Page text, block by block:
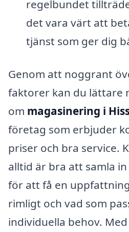
regelbundet
det vara värt att
tjänst som ger dig
Genom att noggrant
faktorer kan du lättare
om magasinering i
företag som erbjuder
priser och bra service.
alltid är bra att samla
för att få en
rimligt och vad som
individuella behov.